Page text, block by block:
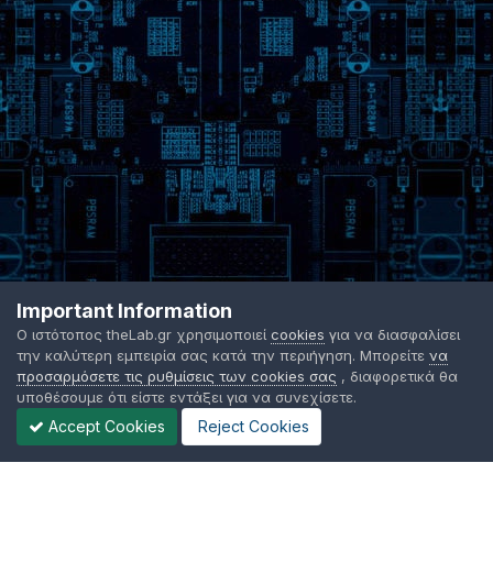
Important Information
Ο ιστότοπος theLab.gr χρησιμοποιεί cookies για να διασφαλίσει
την καλύτερη εμπειρία σας κατά την περιήγηση. Μπορείτε να
προσαρμόσετε τις ρυθμίσεις των cookies σας , διαφορετικά θα
υποθέσουμε ότι είστε εντάξει για να συνεχίσετε.
Accept Cookies Reject Cookies